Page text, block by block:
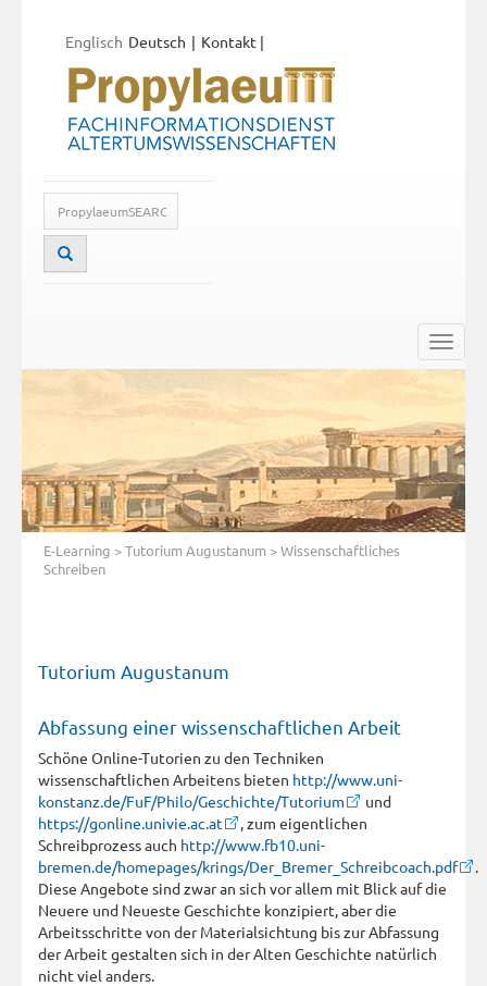
Deutsch
Englisch Kontakt |
Toggle
E-Learning >Tutorium Augustanum > Wissenschaftliches
Schreiben
Tutorium Augustanum
Abfassung einer wissenschaftlichen Arbeit
Schöne Online-Tutorien zu den Techniken
wissenschaftlichen Arbeitens bieten http://www.uni-
konstanz.de/FuF/Philo/Geschichte/Tutorium
und
https://gonline.univie.ac.at
, zum eigentlichen
Schreibprozess auch http://www.fb10.uni-
bremen.de/homepages/krings/Der_Bremer_Schreibcoach.pdf
Diese Angebote sind zwar an sich vor allem mit Blick auf die
Neuere und Neueste Geschichte konzipiert, aber die
Arbeitsschritte von der Materialsichtung bis zur Abfassung
der Arbeit gestalten sich in der Alten Geschichte natürlich
nicht viel anders.